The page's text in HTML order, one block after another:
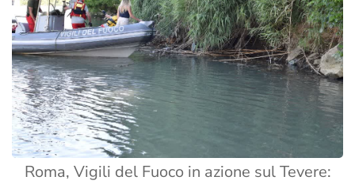
Roma, Vigili del Fuoco in azione sul Tevere: